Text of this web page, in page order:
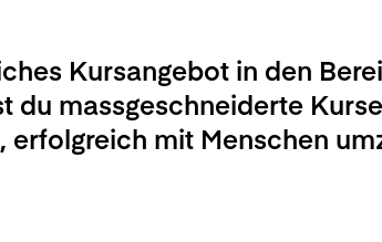
Kursangebot in den
du massgeschneiderte
erfolgreich mit Menschen